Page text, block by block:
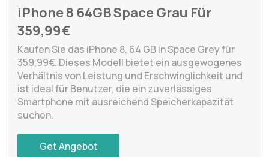
iPhone 8 64GB Space Grau Für
359,99€
Kaufen Sie das iPhone 8, 64 GB in Space Grey für
359,99€. Dieses Modell bietet ein ausgewogenes
Verhältnis von Leistung und Erschwinglichkeit und
ist ideal für Benutzer, die ein zuverlässiges
Smartphone mit ausreichend Speicherkapazität
suchen.
Get Angebot